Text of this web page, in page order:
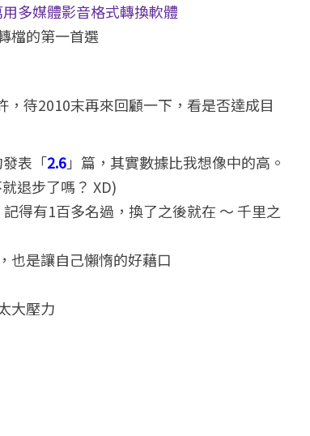
多媒體影音格式轉換軟體
檔的第一首選
待2010末再來回顧一下，看是否達成目
表「2.6」篇，其實數據比我想像中的高。
退步了嗎？ XD)
得有1百多名過，換了之後就在 ～ 千里之
也是讓自己懶惰的好藉口
大壓力